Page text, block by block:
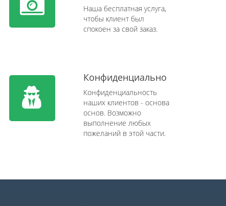
Наша бесплатная услуга,
чтобы клиент был
спокоен за свой заказ.
Конфиденциально
Конфиденциальность
наших клиентов - основа
основ. Возможно
выполнение любых
пожеланий в этой части.